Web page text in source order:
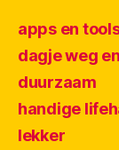
apps en
dagje weg
duurzaam
handige
lekker